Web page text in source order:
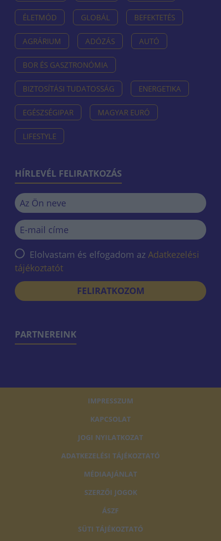
ÉLETMÓD GLOBÁL BEFEKTETÉS
AGRÁRIUM ADÓZÁS AUTÓ
BOR ÉS GASZTRONÓMIA
BIZTOSÍTÁSI TUDATOSSÁG ENERGETIKA
EGÉSZSÉGIPAR MAGYAR EURÓ
LIFESTYLE
HÍRLEVÉL FELIRATKOZÁS
Elolvastam és elfogadom az Adatkezelési
tájékoztatót
FELIRATKOZOM
PARTNEREINK
IMPRESSZUM
KAPCSOLAT
JOGI NYILATKOZAT
ADATKEZELÉSI TÁJÉKOZTATÓ
MÉDIAAJÁNLAT
SZERZŐI JOGOK
ÁSZF
SÜTI TÁJÉKOZTATÓ